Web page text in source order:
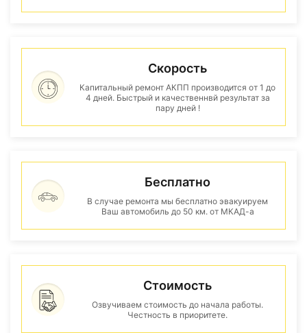
Скорость
Капитальный ремонт АКПП производится от 1 до
4 дней. Быстрый и качественнвй результат за
пару дней !
Бесплатно
В случае ремонта мы бесплатно эвакуируем
Ваш автомобиль до 50 км. от МКАД-а
Стоимость
Озвучиваем стоимость до начала работы.
Честность в приоритете.